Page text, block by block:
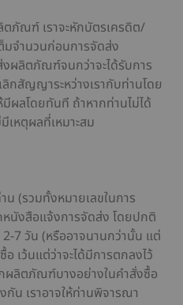
ตภัณฑ์ เราจะหักบัตรเครดิต/
มจำนวนก่อนการจัดส่ง
ผลิตภัณฑ์จนกว่าจะได้รับการ
ลิกสัญญาระหว่างเรากับท่านโดย
ผลโดยทันที ถ้าหากท่านไม่ได้
เหตุผลที่เหมาะสม
(รวมทั้งหมายเลขในการ
นังสือแจ้งการจัดส่ง โดยปกติ
2-7 วัน (หรืออาจนานกว่านั้น แต่
เว้นแต่ว่าจะได้มีการตกลงไว้
ผลิตภัณฑ์บางอย่างในคำสั่งซื้อ
กัน เราอาจให้ท่านพิจารณา